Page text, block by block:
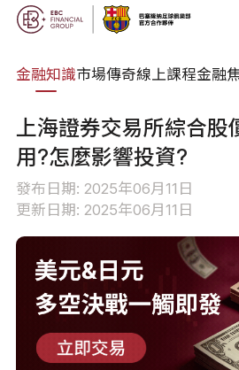
金融知識市場傳奇線上課程金融
上海證券交易所綜合股
用?怎麼影響投資?
發布日期: 2025年06月11日
更新日期: 2025年06月11日